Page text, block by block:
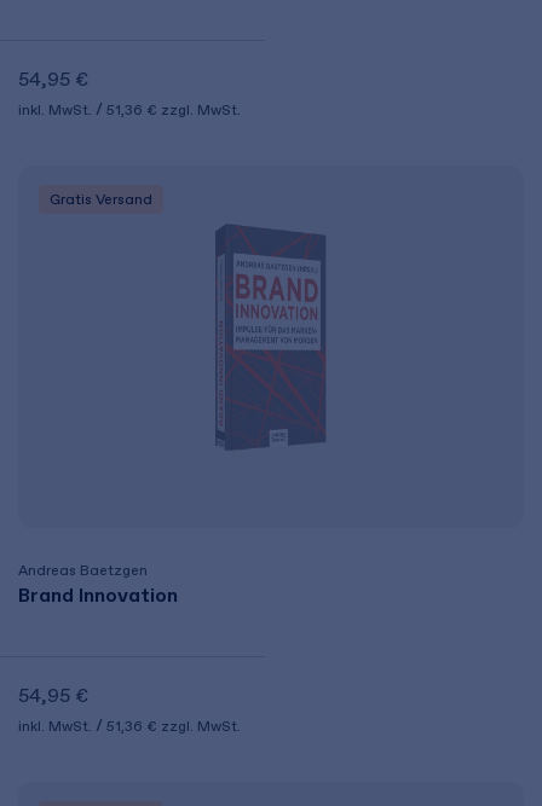
54,95 €
inkl. MwSt. 51,36 € zzgl. MwSt.
Gratis Versand
Andreas Baetzgen
Brand Innovation
54,95 €
inkl. MwSt. 51,36 € zzgl. MwSt.